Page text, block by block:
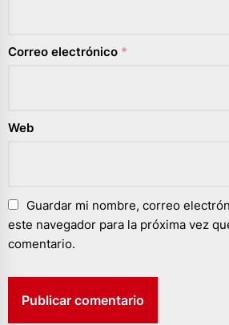
Correo electrónico *
Web
Guardar mi nombre, correo
este navegador para la próxima vez
comentario.